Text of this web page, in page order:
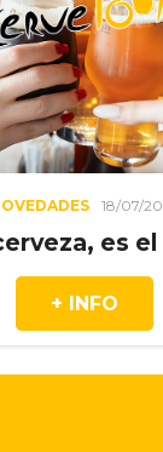
18/07/2026
es el